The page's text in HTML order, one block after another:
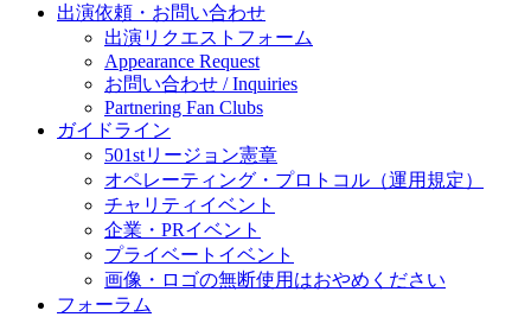
出演依頼・お問い合わせ
出演リクエストフォーム
Appearance Request
お問い合わせ / Inquiries
Partnering Fan Clubs
ガイドライン
501stリージョン憲章
オペレーティング・プロトコル（運用規定）
チャリティイベント
企業・PRイベント
プライベートイベント
画像・ロゴの無断使用はおやめください
フォーラム